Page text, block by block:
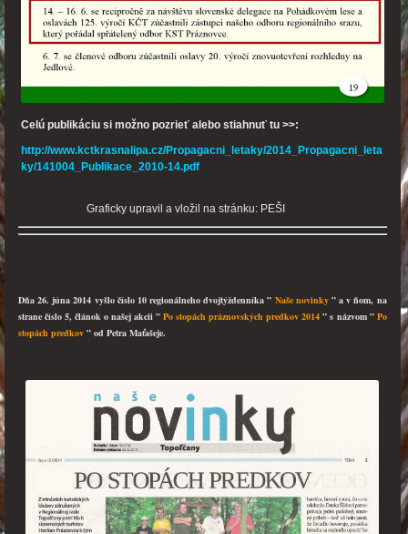
Celú publikáciu si možno pozrieť alebo stiahnuť tu >>:
http://www.kctkrasnalipa.cz/Propagacni_letaky/2014_Propagacni_leta
ky/141004_Publikace_2010-14.pdf
Graficky upravil a vložil na stránku: PEŠI
Dňa 26. júna 2014 vyšlo číslo 10 regionálneho dvojtýždenníka ” Naše novinky” a v ňom, na
strane číslo 5, článok o našej akcii ”Po stopách práznovských predkov 2014 ” s názvom ” Po
stopách predkov ” od Petra Maťašeje.